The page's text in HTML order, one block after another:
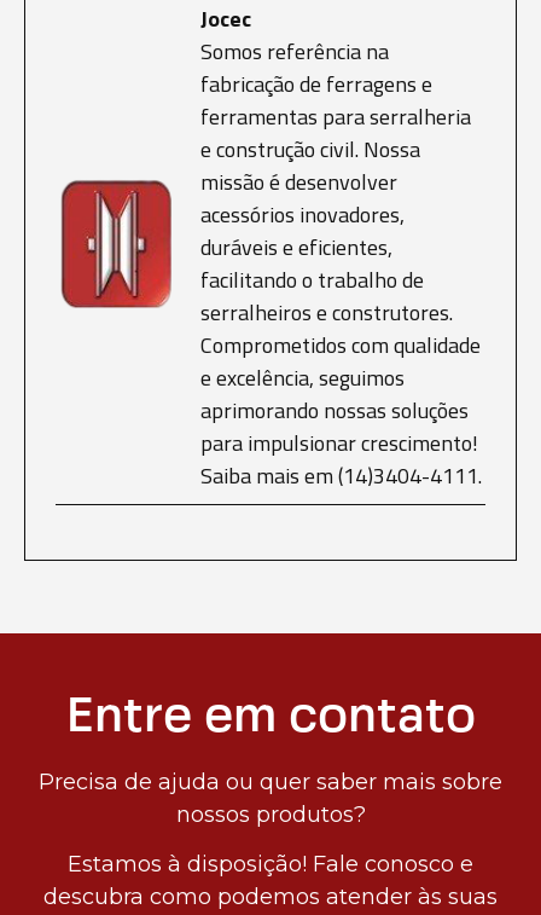
Jocec
Somos referência na
fabricação de ferragens e
ferramentas para serralheria
e construção civil. Nossa
missão é desenvolver
acessórios inovadores,
duráveis e eficientes,
facilitando o trabalho de
serralheiros e construtores.
Comprometidos com qualidade
e excelência, seguimos
aprimorando nossas soluções
para impulsionar crescimento!
Saiba mais em (14)3404-4111.
Entre em contato
Precisa de ajuda ou quer saber mais sobre
nossos produtos?
Estamos à disposição! Fale conosco e
descubra como podemos atender às suas